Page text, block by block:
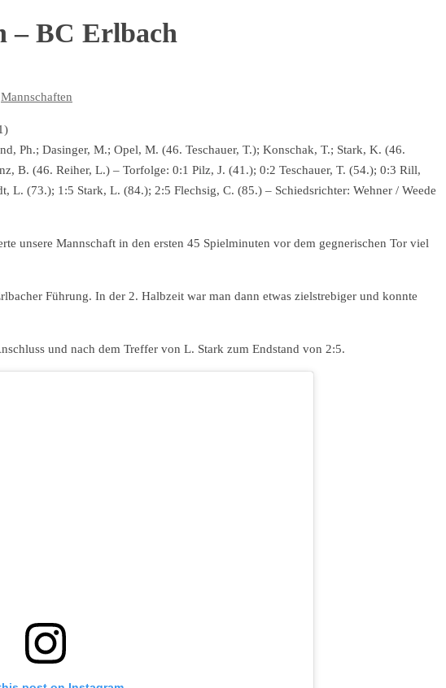
– BC Erlbach
Mannschaften
Ph.; Dasinger, M.; Opel, M. (46. Teschauer, T.); Konschak, T.; Stark, K. (46.
B. (46. Reiher, L.) – Torfolge: 0:1 Pilz, J. (41.); 0:2 Teschauer, T. (54.); 0:3 Rill,
L. (73.); 1:5 Stark, L. (84.); 2:5 Flechsig, C. (85.) – Schiedsrichter: Wehner / Weede
unsere Mannschaft in den ersten 45 Spielminuten vor dem gegnerischen Tor viel
Führung. In der 2. Halbzeit war man dann etwas zielstrebiger und konnte
und nach dem Treffer von L. Stark zum Endstand von 2:5.